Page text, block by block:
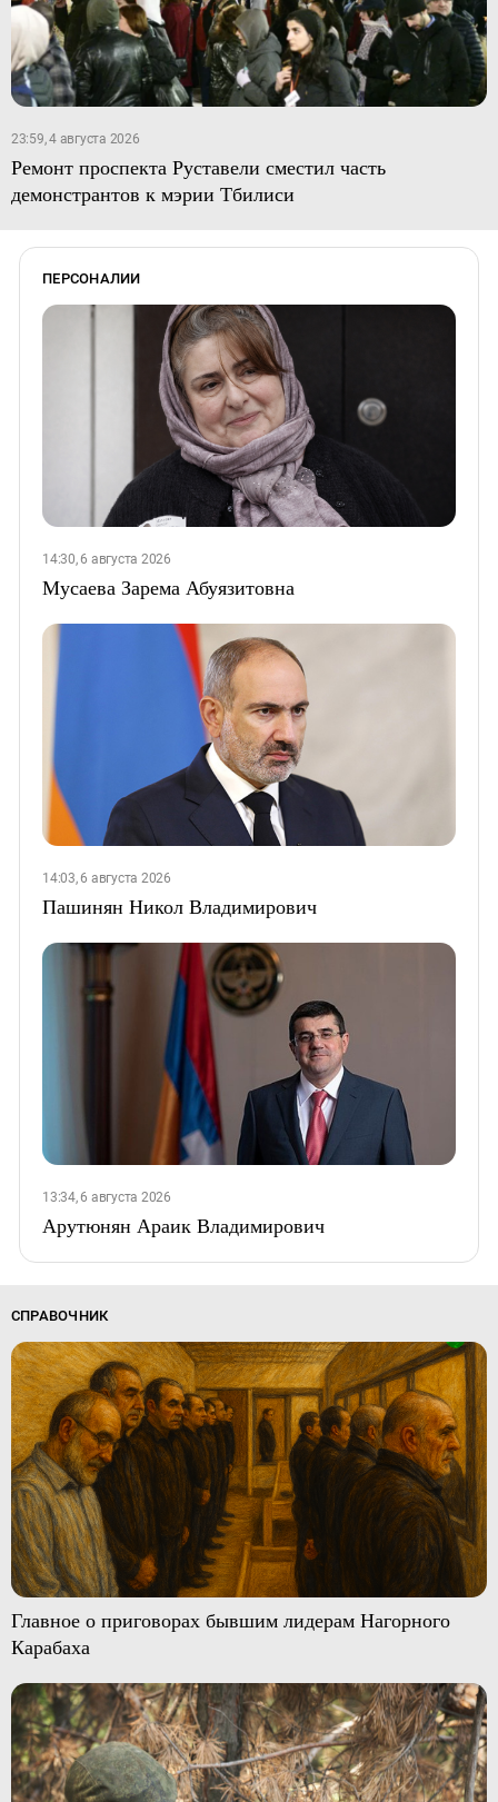
23:59, 4 августа 2026
Ремонт проспекта Руставели сместил часть
демонстрантов к мэрии Тбилиси
ПЕРСОНАЛИИ
14:30, 6 августа 2026
Мусаева Зарема Абуязитовна
14:03, 6 августа 2026
Пашинян Никол Владимирович
13:34, 6 августа 2026
Арутюнян Араик Владимирович
СПРАВОЧНИК
Главное о приговорах бывшим лидерам Нагорного
Карабаха